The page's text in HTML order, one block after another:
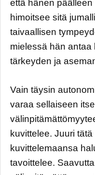
että hänen
himoitsee sitä
taivaallisen
mielessä hän antaa
tärkeyden ja
Vain täysin
varaa sellaiseen
kuvittelee. Juuri
kuvittelemaansa
tavoittelee.